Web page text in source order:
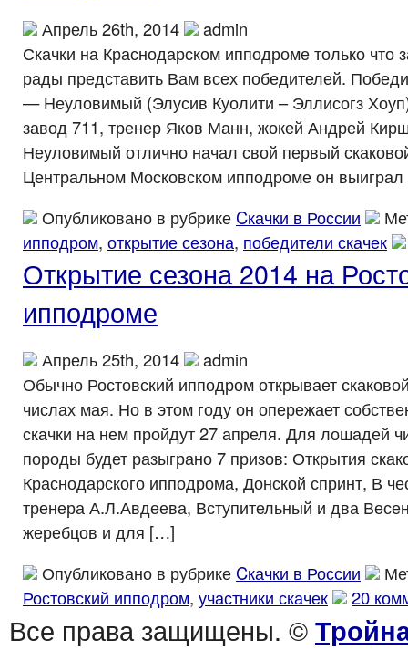
Апрель 26th, 2014
admin
Скачки на Краснодарском ипподроме только что
рады представить Вам всех победителей.
— Неуловимый (Элусив Куолити – Эллисогз
завод 711, тренер Яков Манн, жокей Андрей
Неуловимый отлично начал свой первый
Центральном Московском ипподроме он
Опубликовано в рубрике Cкачки в России
ипподром, открытие сезона, победители скачек
Открытие сезона 2014 на
ипподроме
Апрель 25th, 2014
admin
Обычно Ростовский ипподром открывает
числах мая. Но в этом году он опережает
скачки на нем пройдут 27 апреля. Для лошадей
породы будет разыграно 7 призов: Открытия
Краснодарского ипподрома, Донской спринт, В
тренера А.Л.Авдеева, Вступительный и два
жеребцов и для […]
Опубликовано в рубрике Cкачки в России
Ростовский ипподром, участники скачек 20
Все права защищены. ©